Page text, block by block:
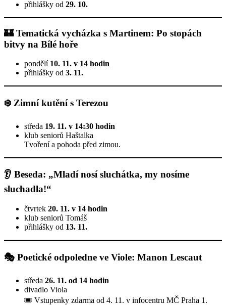
přihlášky od 29. 10.
🏰Tematická vycházka s Martinem: Po stopách
bitvy na Bílé hoře
pondělí 10. 11. v 14 hodin
přihlášky od 3. 11.
❄️ Zimní kutění s Terezou
středa 19. 11. v 14:30 hodin
klub seniorů Haštalka
Tvoření a pohoda před zimou.
👂 Beseda: „Mladí nosí sluchátka, my nosíme
sluchadla!“
čtvrtek 20. 11. v 14 hodin
klub seniorů Tomáš
přihlášky od 13. 11.
🎭 Poetické odpoledne ve Viole: Manon Lescaut
středa 26. 11. od 14 hodin
divadlo Viola
🎟️ Vstupenky zdarma od 4. 11. v infocentru MČ Praha 1.